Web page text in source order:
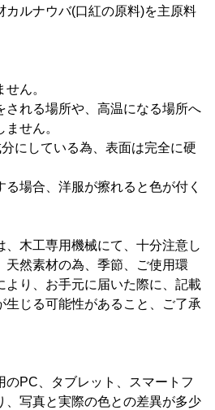
カルナウバ(口紅の原料)を主原料
ん。
される場所や、高温になる場所へ
せん。
にしている為、表面は完全に硬
場合、洋服が擦れると色が付く
木工専用機械にて、十分注意し
天然素材の為、季節、ご使用環
より、お手元に届いた際に、記載
生じる可能性があること、ご了承
のPC、タブレット、スマートフ
、写真と実際の色との差異が多少